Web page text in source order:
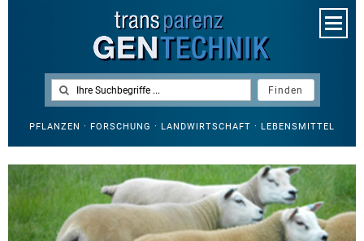
PFLANZEN · FORSCHUNG · LANDWIRTSCHAFT · LEBENSMITTEL